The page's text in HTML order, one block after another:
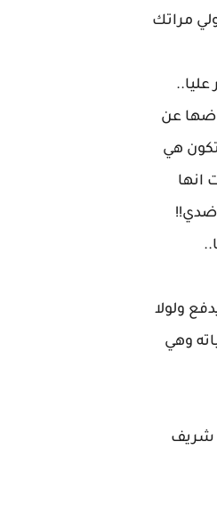
مراتك
عن
هي
انها
ضدي!!
ولولا
وهي
شريف